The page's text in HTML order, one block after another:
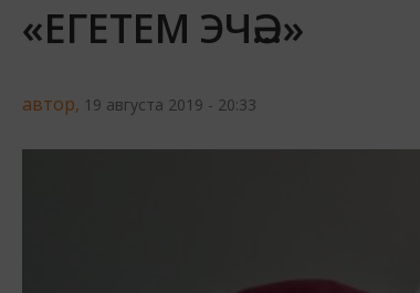
«ЕГЕТЕМ ЭЧӘ...»
автор, 19 августа 2019 - 20:33